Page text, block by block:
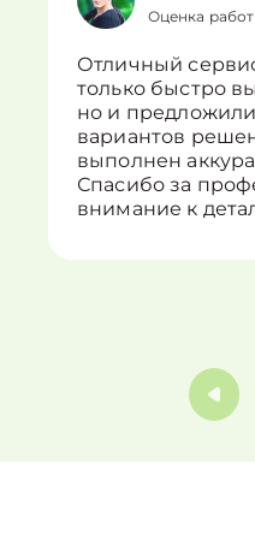
Оценка
Отличный
только быстро
но и
вариантов
выполнен
Спасибо за
внимание к